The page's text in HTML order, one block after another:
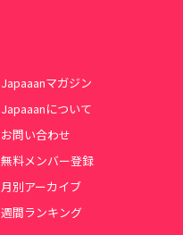
Japaaanマガジン
Japaaanについて
お問い合わせ
無料メンバー登録
月別アーカイブ
週間ランキング